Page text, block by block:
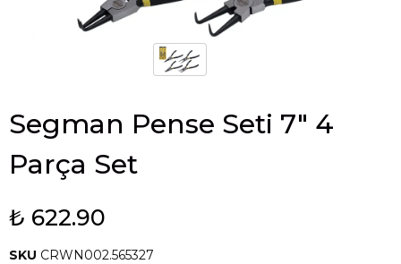
Segman Pense Seti 7" 4
Parça Set
₺ 622.90
SKU CRWN002.565327